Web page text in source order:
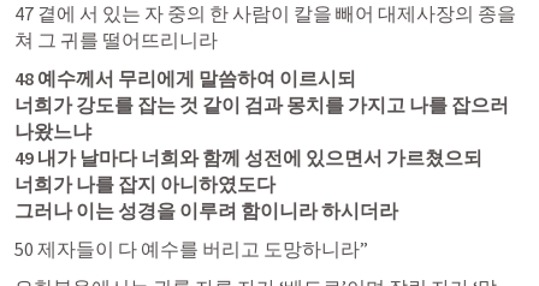
47 곁에 서 있는 자 중의 한 사람이 칼을 빼어 대제사장의 종을
쳐 그 귀를 떨어뜨리니라
48 예수께서 무리에게 말씀하여 이르시되
너희가 강도를 잡는 것 같이 검과 몽치를 가지고 나를 잡으러
나왔느냐
49 내가 날마다 너희와 함께 성전에 있으면서 가르쳤으되
너희가 나를 잡지 아니하였도다
그러나 이는 성경을 이루려 함이니라 하시더라
50 제자들이 다 예수를 버리고 도망하니라”